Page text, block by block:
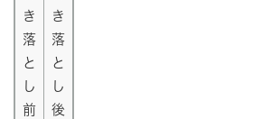
き
落
と
し
前
き
落
と
し
後